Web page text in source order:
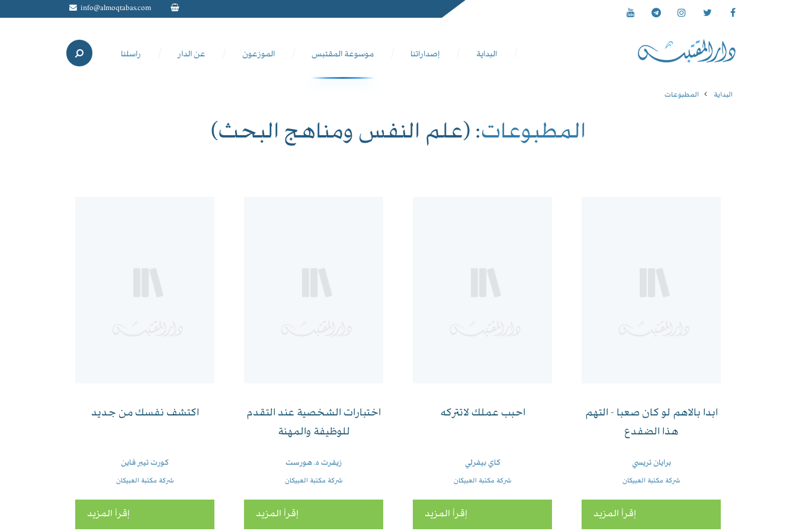
info@almoqtabas.com
البداية إصداراتنا موسوعة المقتبس الموزعون عن الدار راسلنا
البداية المطبوعات
المطبوعات: (علم النفس ومناهج البحث)
ابدا بالاهم لو كان صعبا - التهم
هذا الضفدع
برايان تريسي
شركة مكتبة العبيكان
إقرأ المزيد
احبب عملك لاتتركه
كاي بيفرلي
شركة مكتبة العبيكان
إقرأ المزيد
اختبارات الشخصية عند التقدم
للوظيفة والمهنة
زيفرت ه. هورست
شركة مكتبة العبيكان
إقرأ المزيد
اكتشف نفسك من جديد
كورت تيبر فاين
شركة مكتبة العبيكان
إقرأ المزيد